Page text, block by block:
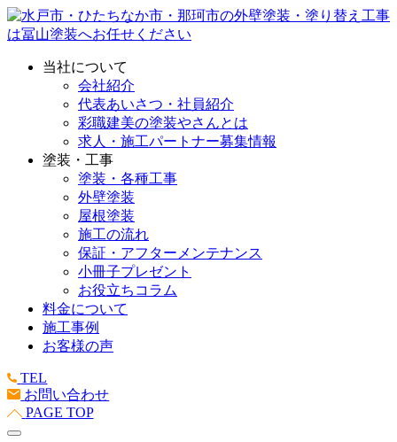
当社について
会社紹介
代表あいさつ・社員紹介
彩職建美の塗装やさんとは
求人・施工パートナー募集情報
塗装・工事
塗装・各種工事
外壁塗装
屋根塗装
施工の流れ
保証・アフターメンテナンス
小冊子プレゼント
お役立ちコラム
料金について
施工事例
お客様の声
TEL
お問い合わせ
PAGE TOP